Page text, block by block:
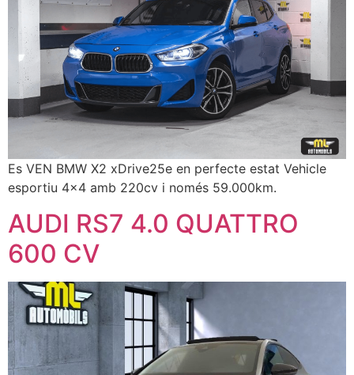
Es VEN BMW X2 xDrive25e en perfecte estat Vehicle
esportiu 4×4 amb 220cv i només 59.000km.
AUDI RS7 4.0 QUATTRO
600 CV